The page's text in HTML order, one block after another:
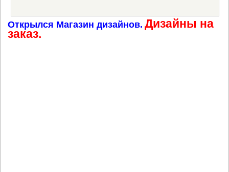
Открылся Магазин дизайнов. Дизайны на
заказ.